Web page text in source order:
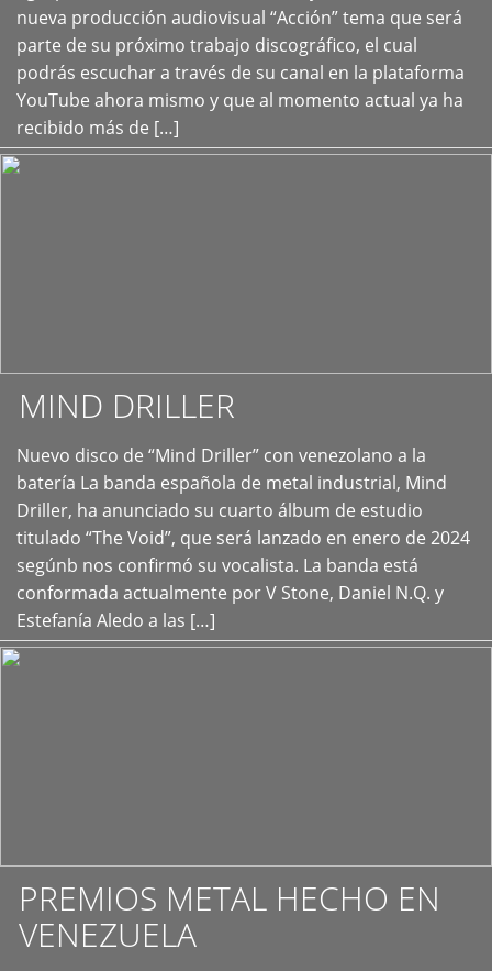
nueva producción audiovisual “Acción” tema que será
parte de su próximo trabajo discográfico, el cual
podrás escuchar a través de su canal en la plataforma
YouTube ahora mismo y que al momento actual ya ha
recibido más de […]
+
MIND DRILLER
Nuevo disco de “Mind Driller” con venezolano a la
batería La banda española de metal industrial, Mind
Driller, ha anunciado su cuarto álbum de estudio
titulado “The Void”, que será lanzado en enero de 2024
segúnb nos confirmó su vocalista. La banda está
conformada actualmente por V Stone, Daniel N.Q. y
Estefanía Aledo a las […]
+
PREMIOS METAL HECHO EN
VENEZUELA